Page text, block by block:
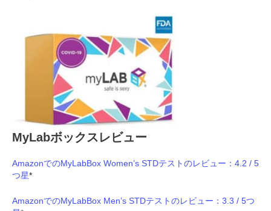
MyLabボックスレビュー
AmazonでのMyLabBox Women’s STDテストのレビュー：4.2 / 5
つ星*
AmazonでのMyLabBox Men’s STDテストのレビュー：3.3 / 5つ